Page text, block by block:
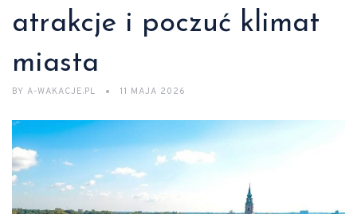
atrakcje i poczuć klimat
miasta
BY A-WAKACJE.PL 11 MAJA 2026